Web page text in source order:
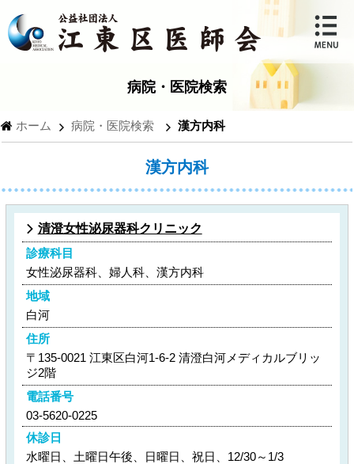
病院・医院検索
ホーム 病院・医院検索 漢方内科
漢方内科
清澄女性泌尿器科クリニック
診療科目
女性泌尿器科、婦人科、漢方内科
地域
白河
住所
〒135-0021 江東区白河1-6-2 清澄白河メディカルブリッ
ジ2階
電話番号
03-5620-0225
休診日
水曜日、土曜日午後、日曜日、祝日、12/30～1/3